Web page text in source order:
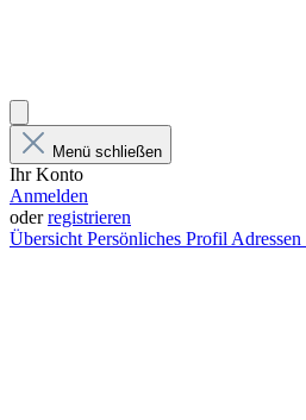
Menü schließen
Ihr Konto
Anmelden
oderregistrieren
Übersicht Persönliches Profil Adressen